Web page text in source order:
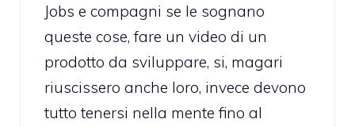
Jobs e compagni se le sognano
queste cose, fare un video di un
prodotto da sviluppare, si, magari
riuscissero anche loro, invece devono
tutto tenersi nella mente fino al